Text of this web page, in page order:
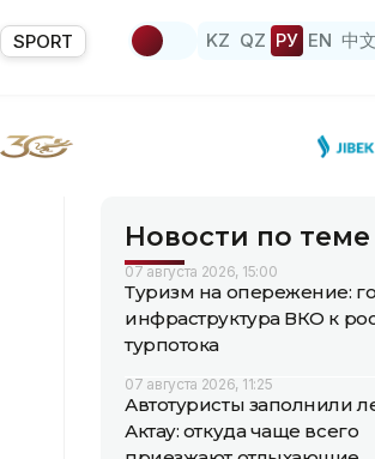
SPORT KZ QZ РУ EN 中文
Новости по теме
07 августа 2026, 15:00
Туризм на опережение:
инфраструктура ВКО к
турпотока
07 августа 2026, 11:25
Автотуристы заполнили
Актау: откуда чаще всего